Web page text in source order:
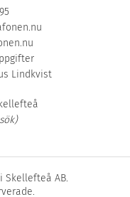
Lindkvist
Skellefteå AB.